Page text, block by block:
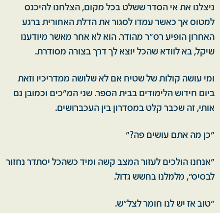
ניצלנו את אי הסדר ששלט בכל מקום, הצלחנו להיכנס
למטוס אך כאשר עמדו לסגור את הדלת האחורית ברגע
האחרון הופיע רס"ר מהודר. הוא לא אחר מאשר מיודענו
שיקל, בא לוודא שהכל יוצא לך דרך בצורה מסודרת.
ומי עושה קולות של שטיח אם לא שלושה ממדריכיו וזאת
ביום חידוש הלימודים בבית הספר. שני המ"כים וכמובן גם
אותי, זה שכבר קלט במסדרון בין העכברושים.
"כן מה אתם עושים פה?"
"אנחנו הולכים לעזור המצב קשה ומיד כשהכל יסתדר נחזור
לבסיס", מלמלנו בחשש גדול.
"טוב אז יש לנו חומר לצל"ש.